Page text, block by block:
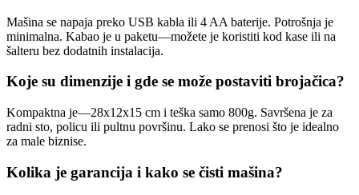
Mašina se napaja preko USB kabla ili 4 AA baterije. Potrošnja je
minimalna. Kabao je u paketu—možete je koristiti kod kase ili na
šalteru bez dodatnih instalacija.
Koje su dimenzije i gde se može postaviti brojačica?
Kompaktna je—28x12x15 cm i teška samo 800g. Savršena je za
radni sto, policu ili pultnu površinu. Lako se prenosi što je idealno
za male biznise.
Kolika je garancija i kako se čisti mašina?